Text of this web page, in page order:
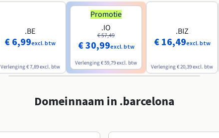
.BE
€ 6,99excl. btw
Verlenging € 7,89excl. btw
Promotie
.IO
€ 57,49
€ 30,99excl. btw
Verlenging € 59,79excl. btw
.BIZ
€ 16,49excl. btw
Verlenging € 20,39excl. btw
Domeinnaam in .barcelona